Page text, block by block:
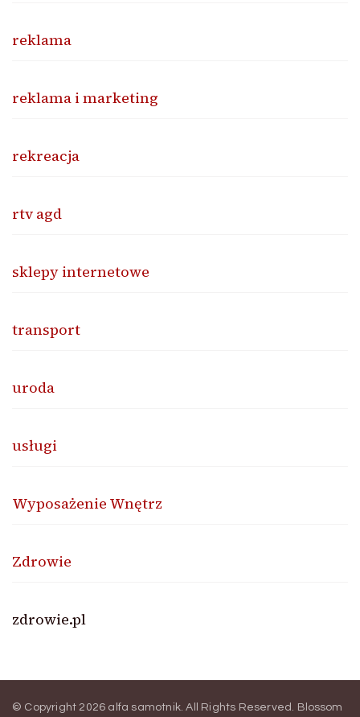
reklama
reklama i marketing
rekreacja
rtv agd
sklepy internetowe
transport
uroda
usługi
Wyposażenie Wnętrz
Zdrowie
zdrowie.pl
© Copyright 2026 alfa samotnik . All Rights Reserved. Blossom